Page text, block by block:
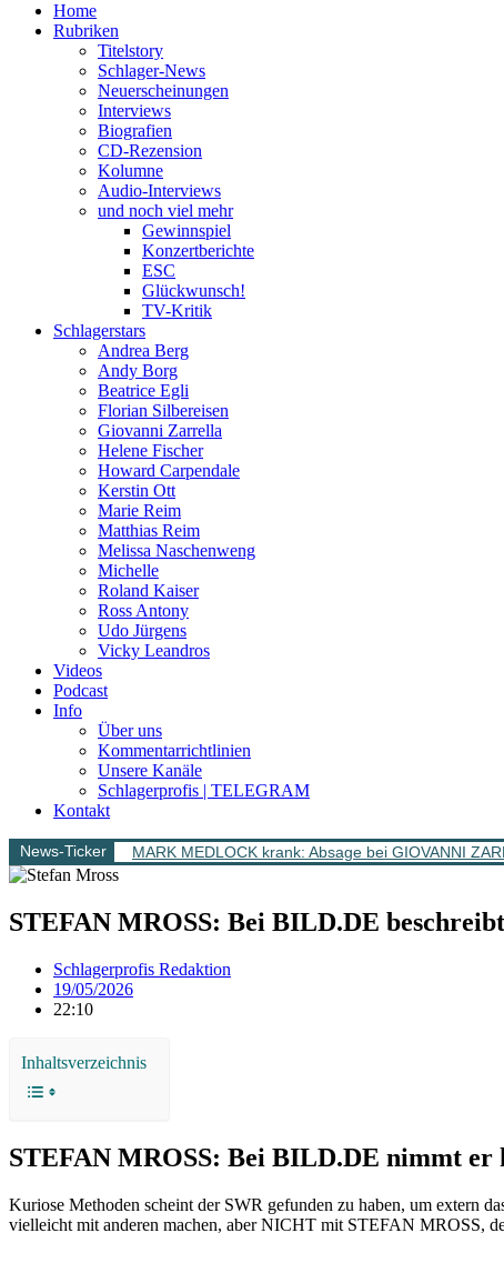
Home
Rubriken
Titelstory
Schlager-News
Neuerscheinungen
Interviews
Biografien
CD-Rezension
Kolumne
Audio-Interviews
und noch viel mehr
Gewinnspiel
Konzertberichte
ESC
Glückwunsch!
TV-Kritik
Schlagerstars
Andrea Berg
Andy Borg
Beatrice Egli
Florian Silbereisen
Giovanni Zarrella
Helene Fischer
Howard Carpendale
Kerstin Ott
Marie Reim
Matthias Reim
Melissa Naschenweng
Michelle
Roland Kaiser
Ross Antony
Udo Jürgens
Vicky Leandros
Videos
Podcast
Info
Über uns
Kommentarrichtlinien
Unsere Kanäle
Schlagerprofis | TELEGRAM
Kontakt
News-Ticker MARK MEDLOCK krank: Absage bei GIOVANNI
STEFAN MROSS: Bei BILD.DE
Schlagerprofis Redaktion
19/05/2026
22:10
Inhaltsverzeichnis
STEFAN MROSS: Bei BILD.DE nimmt
Kuriose Methoden scheint der SWR gefunden zu haben, um extern
vielleicht mit anderen machen, aber NICHT mit STEFAN MROSS,